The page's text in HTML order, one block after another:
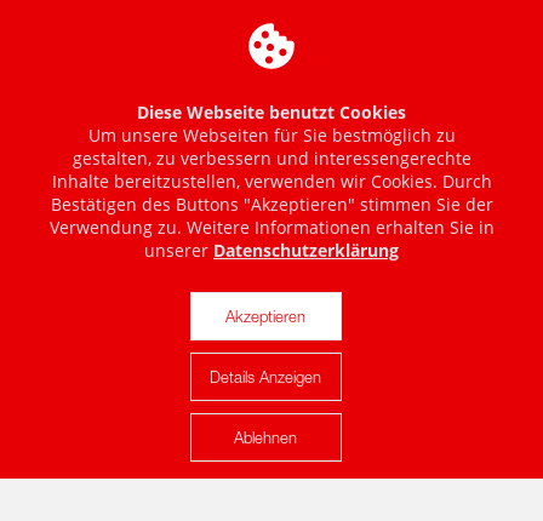
Karte anzeigen
Diese Webseite benutzt Cookies
Um unsere Webseiten für Sie bestmöglich zu
gestalten, zu verbessern und interessengerechte
Inhalte bereitzustellen, verwenden wir Cookies. Durch
Bestätigen des Buttons "Akzeptieren" stimmen Sie der
Verwendung zu. Weitere Informationen erhalten Sie in
unserer Datenschutzerklärung
Akzeptieren
Details Anzeigen
Ablehnen